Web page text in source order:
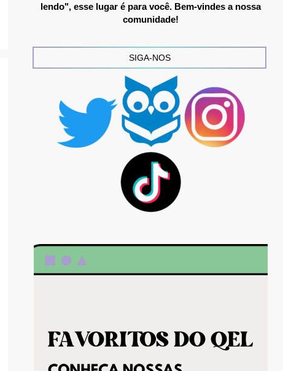
lendo", esse lugar é para você. Bem-vindes a nossa
comunidade!
SIGA-NOS